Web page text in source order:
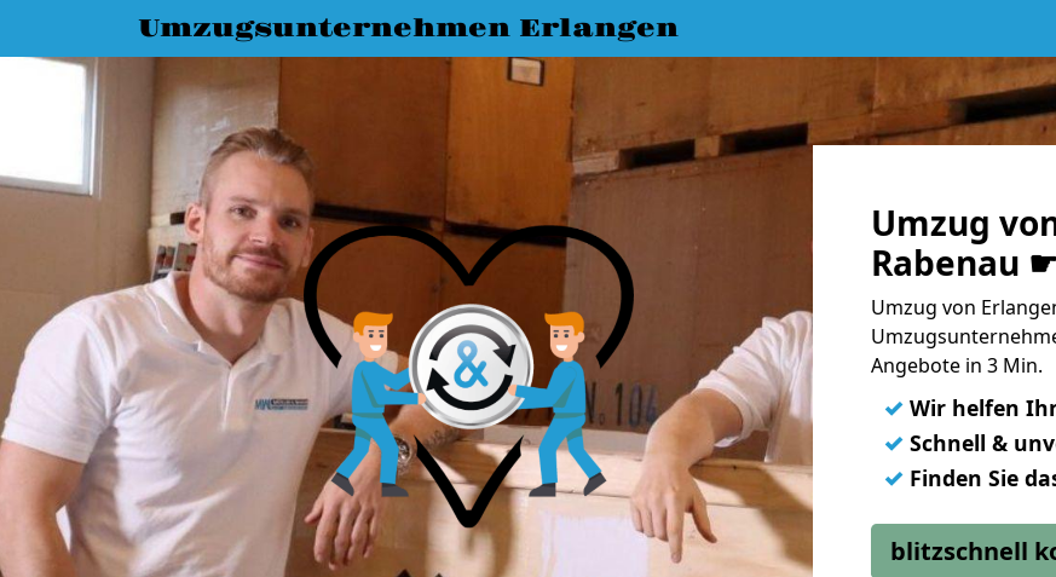
Umzugsunternehmen Erlangen
Umzug
Rabenau
Umzug von
Angebote in 3 Min.
✓ Wir helfen
✓ Schnell &
✓ Finden Sie
blitzschnell